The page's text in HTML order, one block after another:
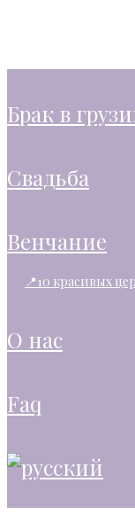
брак в
свадьба
венчание
📍10 красивых
о нас
faq